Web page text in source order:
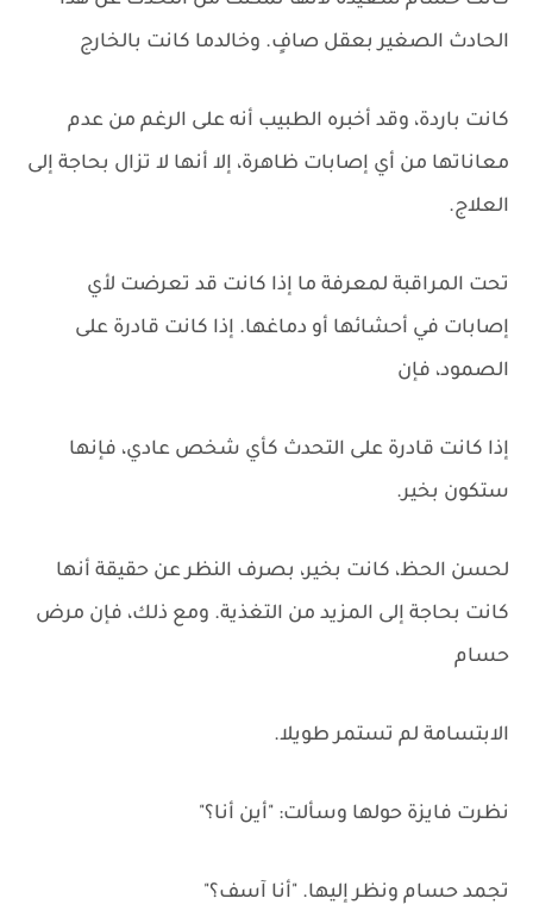
الحادث الصغير بعقل صافٍ. وخالدما كانت بالخارج
كانت باردة، وقد أخبره الطبيب أنه على الرغم من عدم
معاناتها من أي إصابات ظاهرة، إلا أنها لا تزال بحاجة إلى
العلاج.
تحت المراقبة لمعرفة ما إذا كانت قد تعرضت لأي
إصابات في أحشائها أو دماغها. إذا كانت قادرة على
الصمود، فإن
إذا كانت قادرة على التحدث كأي شخص عادي، فإنها
ستكون بخير.
لحسن الحظ، كانت بخير، بصرف النظر عن حقيقة أنها
كانت بحاجة إلى المزيد من التغذية. ومع ذلك، فإن مرض
حسام
الابتسامة لم تستمر طويلا.
نظرت فايزة حولها وسألت: "أين أنا؟"
تجمد حسام ونظر إليها. "أنا آسف؟"